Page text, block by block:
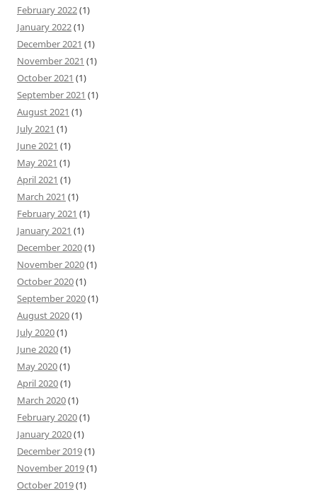
February 2022(1)
January 2022(1)
December 2021 (1)
November 2021 (1)
October 2021 (1)
September 2021 (1)
August 2021 (1)
July 2021 (1)
June 2021 (1)
May 2021 (1)
April 2021 (1)
March 2021 (1)
February 2021 (1)
January 2021 (1)
December 2020(1)
November 2020(1)
October 2020(1)
September 2020(1)
August 2020(1)
July 2020(1)
June 2020(1)
May 2020(1)
April 2020(1)
March 2020(1)
February 2020(1)
January 2020(1)
December 2019(1)
November 2019(1)
October 2019(1)